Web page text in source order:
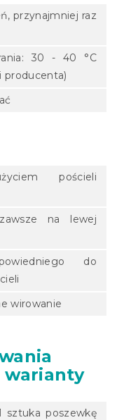
przynajmniej raz
30 - 40 °C
producenta)
pościeli
na lewej
do
wirowanie
warianty
sztuka poszewkę